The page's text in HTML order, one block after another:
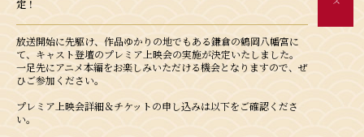
定！
放送開始に先駆け、作品ゆかりの地でもある鎌倉の鶴岡八幡宮に
て、キャスト登壇のプレミア上映会の実施が決定いたしました。
一足先にアニメ本編をお楽しみいただける機会となりますので、ぜ
ひご参加ください。
プレミア上映会詳細＆チケットの申し込みは以下をご確認くださ
い。